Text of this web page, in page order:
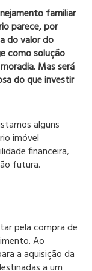
familiar
parece, por
do valor do
como solução
Mas será
do que investir
alguns
imóvel
financeira,
futura.
pela compra de
Ao
a aquisição da